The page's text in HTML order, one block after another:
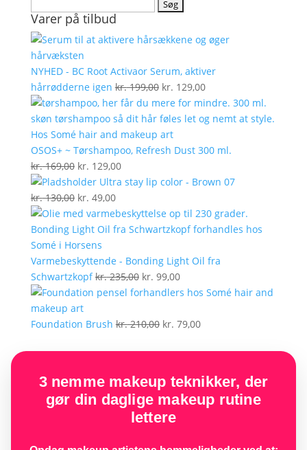
efter:
Varer på tilbud
NYHED - BC Root Activaor Serum, aktiver
hårrødderne igen kr.199,00 Den
oprindelige
pris
var:
kr. 199,00.
kr. 129,00Den
aktuelle
pris
kr. 129,00.
OSOS+ ~ Tørshampoo, Refresh Dust 300 ml.
kr.169,00 Den
oprindelige
pris
var:
kr. 169,00.
kr. 129,00Den
aktuelle
er:
kr. 129,00.
Ultra stay lip color - Brown 07
kr.130,00 Den
oprindelige
pris
var:
kr. 130,00.
kr. 49,00Den
aktuelle
pris
kr. 49,00.
Varmebeskyttende - Bonding Light Oil fra
Schwartzkopf kr.235,00 Den
oprindelige
var:
kr. 99,00Den
aktuelle
er:
Foundation Brush kr.210,00 Den
pris
kr. 210,00.
kr. 79,00Den
pris
kr. 79,00.
3 nemme makeup teknikker, der
gør din daglige makeup rutine
lettere